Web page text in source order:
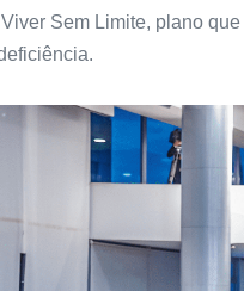
Sem Limite, plano